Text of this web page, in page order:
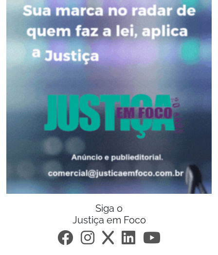
Siga o
Justiça em Foco